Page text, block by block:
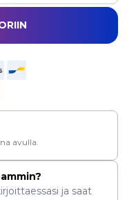
avulla.
ja saat